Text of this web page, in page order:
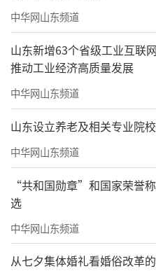
中华网山东频道
山东新增63个省级工业互联
推动工业经济高质量发展
中华网山东频道
山东设立养老及相关专业院
中华网山东频道
“共和国勋章”和国家荣誉
选
中华网山东频道
从七夕集体婚礼看婚俗改革